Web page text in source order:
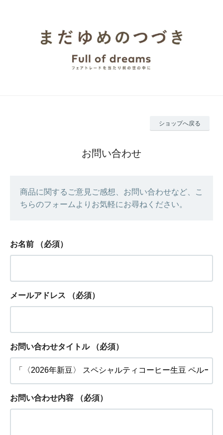
ショップへ戻る
お問い合わせ
商品に関するご意見ご感想、お問い合わせなど、こ
ちらのフォームよりお気軽にお尋ねください。
お名前 （必須）
メールアドレス （必須）
お問い合わせタイトル （必須）
お問い合わせ内容 （必須）